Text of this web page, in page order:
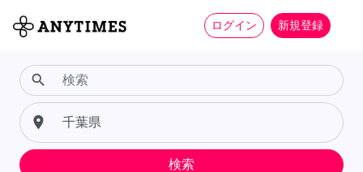
ログイン 新規登録
search
place
検索